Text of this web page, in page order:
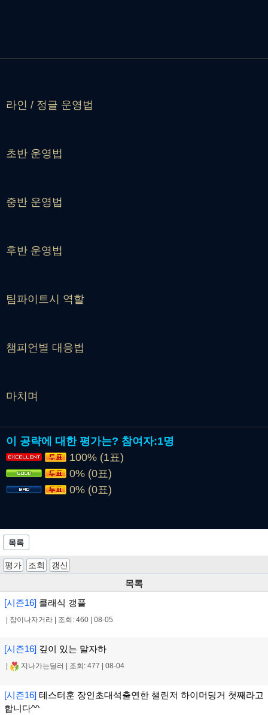
라인 / 정글 운영법
초반 운영법
중반 운영법
후반 운영법
팀파이트시 역할
챔피언별 대응법
마치며
이 공략에 대한 평가는? 참여자:1명
100% (1표)
0% (0표)
0% (0표)
목록
평가 조회 갱신
목록
[시즌16] 클래식 갱플
잠이나자거라 조회: 460 08-05
[시즌16] 깊이 있는 말자하
지나가는딜러 조회: 477 08-04
[시즌16] 테스터훈 장인초대석출연한 챌린저 하이머딩거 첫째라고
합니다^^